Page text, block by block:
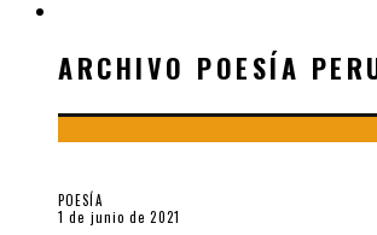
ARCHIVO POESÍA
POESÍA
1 de junio de 2021